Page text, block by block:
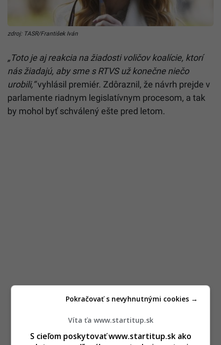
zdroj: TASR/František Iván
„Toto je aj reakcia na žiadosti voličov koalície, ktorí
nás žiadajú, aby sme s RTVSuž konečne niečo
urobili,“vyhlásil premiér. Zdôraznil, že návrh prejde v
parlamente riadnym legislatívnym procesom, a tak
by mohol byť schválený ešte pred letom.
Víta ťa www.startitup.sk
S cieľom poskytovať www.startitup.sk ako
Pokračovať s nevyhnutnými cookies →